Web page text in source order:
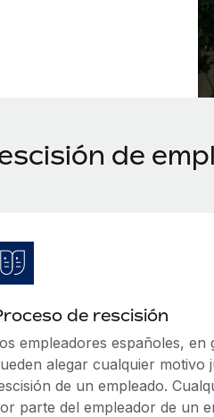
de
de rescisión
empleadores españoles, en
alegar cualquier motivo
de un empleado.
parte del empleador de un